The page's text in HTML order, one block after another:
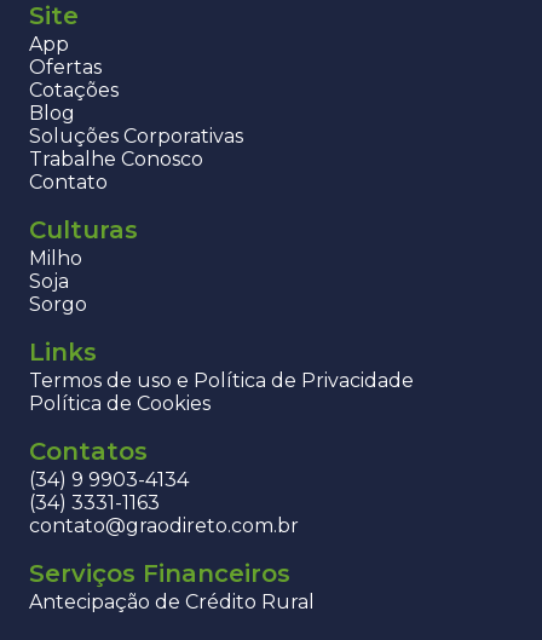
Site
App
Ofertas
Cotações
Blog
Soluções Corporativas
Trabalhe Conosco
Contato
Culturas
Milho
Soja
Sorgo
Links
Termos de uso e Política de Privacidade
Política de Cookies
Contatos
(34) 9 9903-4134
(34) 3331-1163
contato@graodireto.com.br
Serviços Financeiros
Antecipação de Crédito Rural